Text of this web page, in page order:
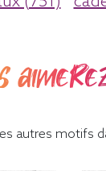
autres motifs